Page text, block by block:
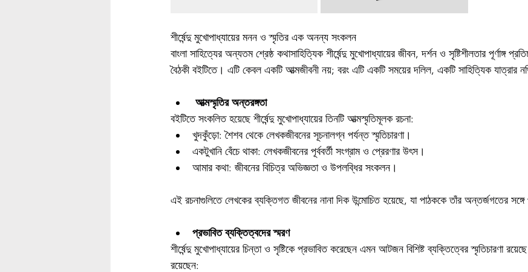
শীর্ষেন্দু মুখোপাধ্যায়ের মনন ও স্মৃতির এক অনন্য সংকলন
বাংলা সাহিত্যের অন্যতম শ্রেষ্ঠ কথাসাহিত্যিক শীর্ষেন্দু মুখোপাধ্যায়ের জীবন, দর্শন ও সৃষ্টিশীলতার পূর্ণাঙ্গ
বৈঠকী বইটিতে। এটি কেবল একটি আত্মজীবনী নয়; বরং এটি একটি সময়ের দলিল, একটি সাহিত্যিক যাত্রার
আত্মস্মৃতির অন্তরঙ্গতা
বইটিতে সংকলিত হয়েছে শীর্ষেন্দু মুখোপাধ্যায়ের তিনটি আত্মস্মৃতিমূলক রচনা:
খুদকুঁড়ো: শৈশব থেকে লেখকজীবনের সূচনালগ্ন পর্যন্ত স্মৃতিচারণা।
একটুখানি বেঁচে থাকা: লেখকজীবনের পূর্ববর্তী সংগ্রাম ও প্রেরণার উৎস।
আমার কথা: জীবনের বিচিত্র অভিজ্ঞতা ও উপলব্ধির সংকলন।
এই রচনাগুলিতে লেখকের ব্যক্তিগত জীবনের নানা দিক উন্মোচিত হয়েছে, যা পাঠককে তাঁর অন্তর্জগতের সঙ্গে
প্রভাবিত ব্যক্তিত্বদের স্মরণ
শীর্ষেন্দু মুখোপাধ্যায়ের চিন্তা ও সৃষ্টিকে প্রভাবিত করেছেন এমন আটজন বিশিষ্ট ব্যক্তিত্বের স্মৃতিচারণা
রয়েছেন: